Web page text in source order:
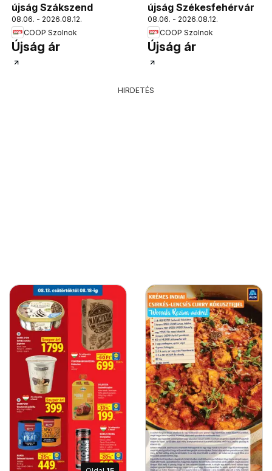
újság Szákszend
08.06. - 2026.08.12.
COOP Szolnok
Újság ár
újság Székesfehérvár
08.06. - 2026.08.12.
COOP Szolnok
Újság ár
HIRDETÉS